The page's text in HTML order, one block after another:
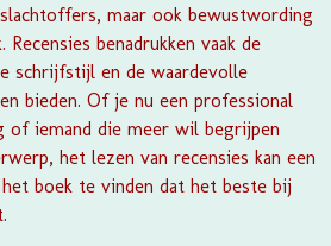
maar ook bewustwording
benadrukken vaak de
schrijfstijl en de waardevolle
bieden. Of je nu een professional
of iemand die meer wil begrijpen
het lezen van recensies kan een
boek te vinden dat het beste bij